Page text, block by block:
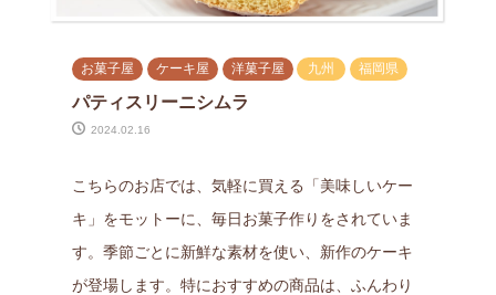
お菓子屋 ケーキ屋 洋菓子屋 九州 福岡県
パティスリーニシムラ
2024.02.16
こちらのお店では、気軽に買える「美味しいケー
キ」をモットーに、毎日お菓子作りをされていま
す。季節ごとに新鮮な素材を使い、新作のケーキ
が登場します。特におすすめの商品は、ふんわり